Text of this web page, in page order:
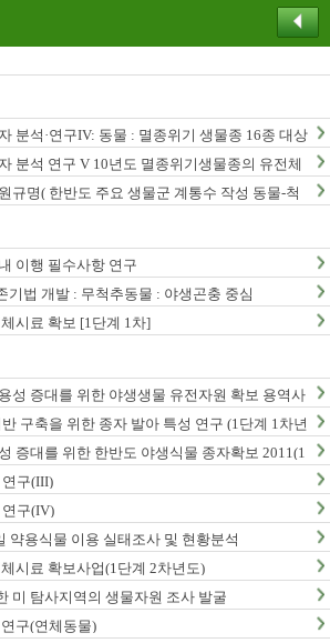
분석·연구IV: 동물 : 멸종위기 생물종 16종 대상
분석 연구 V 10년도 멸종위기생물종의 유전체
규명( 한반도 주요 생물군 계통수 작성 동물-척
이행 필수사항 연구
기법 개발 : 무척추동물 : 야생곤충 중심
시료 확보 [1단계 1차]
성 증대를 위한 야생생물 유전자원 확보 용역사
구축을 위한 종자 발아 특성 연구 (1단계 1차년
증대를 위한 한반도 야생식물 종자확보 2011(1
연구(III)
연구(IV)
약용식물 이용 실태조사 및 현황분석
시료 확보사업(1단계 2차년도)
미 탐사지역의 생물자원 조사 발굴
구(연체동물)